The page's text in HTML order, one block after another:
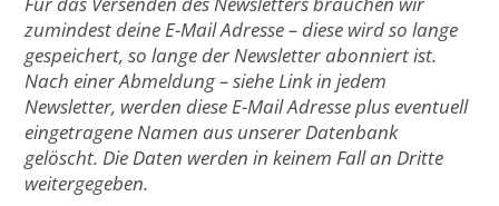
zumindest deine E-Mail Adresse – diese wird so lange
gespeichert, so lange der Newsletter abonniert ist.
Nach einer Abmeldung – siehe Link in jedem
Newsletter, werden diese E-Mail Adresse plus eventuell
eingetragene Namen aus unserer Datenbank
gelöscht. Die Daten werden in keinem Fall an Dritte
weitergegeben.